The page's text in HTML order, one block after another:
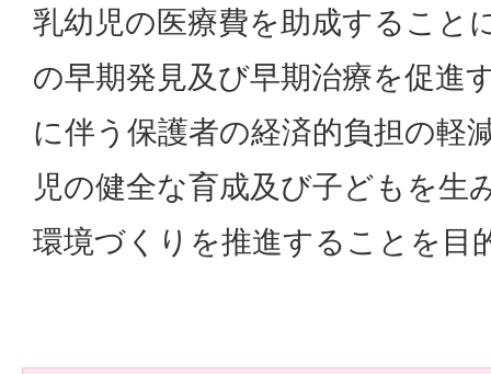
乳幼児の医療費を助成すること
の早期発見及び早期治療を促進
に伴う保護者の経済的負担の軽
児の健全な育成及び子どもを生
環境づくりを推進することを目